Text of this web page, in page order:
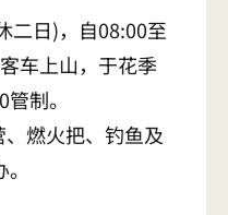
二日)，自08:00至
车上山，于花季
制。
燃火把、钓鱼及